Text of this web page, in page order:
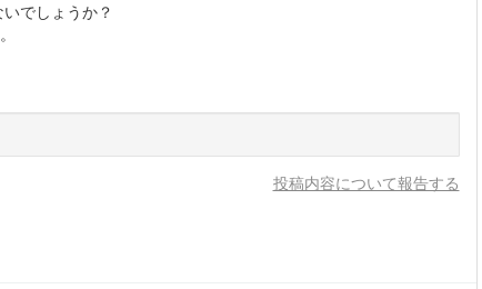
でしょうか？
投稿内容について報告する